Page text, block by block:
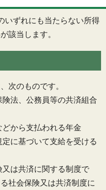
いずれにも当たらない所得
該当します。
次のものです。
険法、公務員等の共済組合
どから支払われる年金
定に基づいて支給を受ける
又は共済に関する制度で
社会保険又は共済制度に